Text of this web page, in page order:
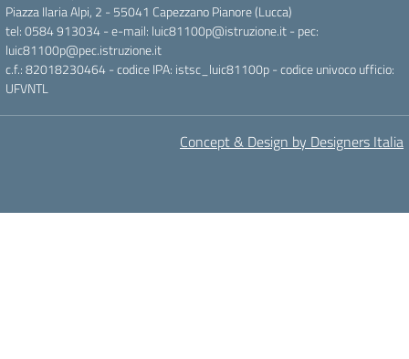
Piazza Ilaria Alpi, 2 - 55041 Capezzano Pianore (Lucca)
tel: 0584 913034 - e-mail: luic81100p@istruzione.it - pec:
luic81100p@pec.istruzione.it
c.f.: 82018230464 - codice IPA: istsc_luic81100p - codice univoco ufficio:
UFVNTL
Concept & Design by Designers Italia